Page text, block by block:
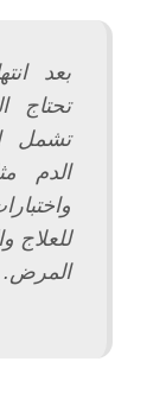
بعد
تحتاج
تشمل
للعلاج
المرض.